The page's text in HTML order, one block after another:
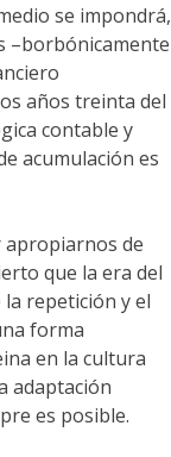
se impondrá,
–borbónicamente
años treinta del
contable y
acumulación es
apropiarnos de
que la era del
la repetición y el
forma
en la cultura
adaptación
es posible.